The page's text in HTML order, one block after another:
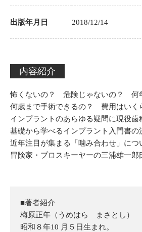
出版年月日 2018/12/14
内容紹介
怖くないの？ 危険じゃないの？ 何
何歳まで手術できるの？ 費用はいく
インプラントのあらゆる疑問に現役歯
基礎から学べるインプラント入門書の
近年注目が集まる「噛み合わせ」につ
冒険家・プロスキーヤーの三浦雄一郎
■著者紹介
梅原正年（うめはら まさとし）
昭和８年10 月５日生まれ。